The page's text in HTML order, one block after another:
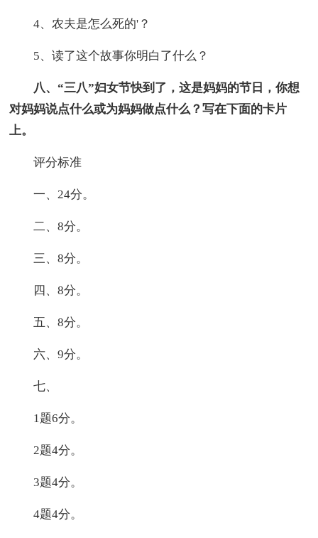
4、农夫是怎么死的'？
5、读了这个故事你明白了什么？
八、“三八”妇女节快到了，这是妈妈的节日，你想
对妈妈说点什么或为妈妈做点什么？写在下面的卡片
上。
评分标准
一、24分。
二、8分。
三、8分。
四、8分。
五、8分。
六、9分。
七、
1题6分。
2题4分。
3题4分。
4题4分。